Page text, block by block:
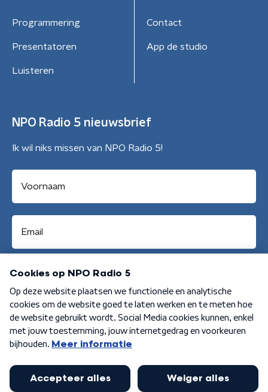
Programmering
Presentatoren
Luisteren
Contact
App de studio
NPO Radio 5 nieuwsbrief
Ik wil niks missen van NPO Radio 5!
Aanmelden
Algemene voorwaarden Privacybeleid